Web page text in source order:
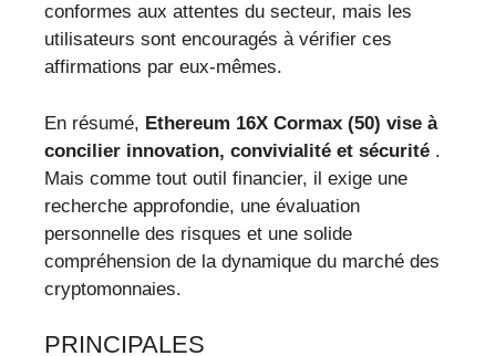
conformes aux attentes du secteur, mais les
utilisateurs sont encouragés à vérifier ces
affirmations par eux-mêmes.
En résumé, Ethereum 16X Cormax (50) vise à
concilier innovation, convivialité et sécurité .
Mais comme tout outil financier, il exige une
recherche approfondie, une évaluation
personnelle des risques et une solide
compréhension de la dynamique du marché des
cryptomonnaies.
PRINCIPALES